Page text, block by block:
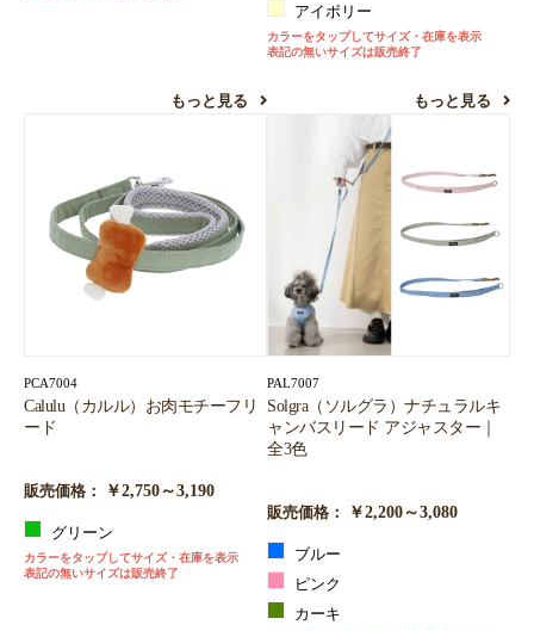
もっと見る
アイボリー
カラーをタップしてサイズ・在庫を表示
表記の無いサイズは販売終了
もっと見る
PCA7004
Calulu（カルル）お肉モチーフリ
ード
販売価格： ￥2,750～3,190
グリーン
カラーをタップしてサイズ・在庫を表示
表記の無いサイズは販売終了
PAL7007
Solgra（ソルグラ）ナチュラルキ
ャンバスリード アジャスター｜
全3色
販売価格： ￥2,200～3,080
ブルー
ピンク
カーキ